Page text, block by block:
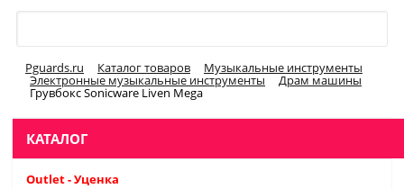
Pguards.ru Каталог товаров Музыкальные инструменты
Электронные музыкальные инструменты Драм машины
Грувбокс Sonicware Liven Mega
КАТАЛОГ
Outlet - Уценка